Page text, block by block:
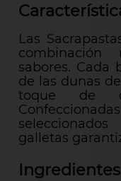
Las
sabores. Cada
de las dunas
toque de
galletas
Ingredientes